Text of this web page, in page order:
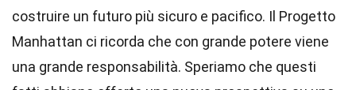
costruire un futuro più sicuro e pacifico. Il Progetto
Manhattan ci ricorda che con grande potere viene
una grande responsabilità. Speriamo che questi